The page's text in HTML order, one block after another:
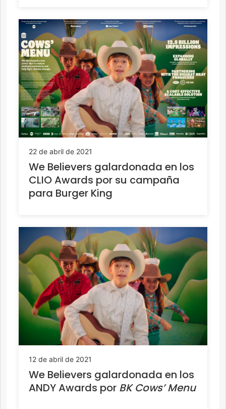
22 de abril de 2021
We Believers galardonada en los
CLIO Awards por su campaña
para Burger King
12 de abril de 2021
We Believers galardonada en los
ANDY Awards por BK Cows’ Menu